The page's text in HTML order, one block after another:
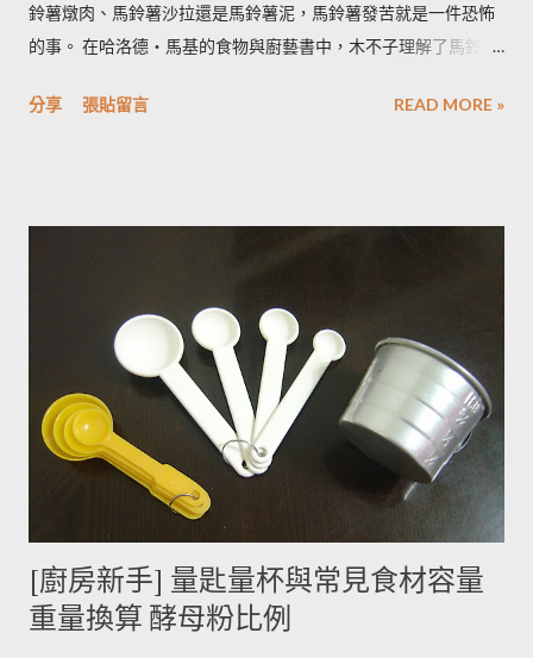
鈴薯燉肉、馬鈴薯沙拉還是馬鈴薯泥，馬鈴薯發苦就是一件恐怖
的事。 在哈洛德‧馬基的食物與廚藝書中，木不子理解了馬鈴薯
房知識！ ◆ 馬鈴薯有苦味正常嗎？ 正常。馬鈴薯以含有大量茄
曝曬容易讓生物鹼含量增加，苦味也會變得明顯。由於光線同時
含量超標的跡象。 此外在壓力環境下生長與光線曝曬環境，都可
能引起生物鹼含量倍增，甚至到正常量(每100公克馬鈴薯含2~15
毫克生物鹼)的三倍。 (書中提到的壓力環境下生長，木不子不是
很了解壓力環境的定義，歡迎有種植經驗的朋友分享。) ◆ 馬鈴
薯應該如何正確儲藏？ 1. 放在陰暗角落避免受光線照射持續增加
生物鹼。 2. 別放進冰箱冷藏，低溫冷藏儲存過的馬鈴薯，切開後
烹煮變黑的情形較常溫儲存的馬鈴薯嚴重。 2014/12/12修正，
木不子誤解《食物與廚藝 蔬果、香料、穀物》 P82~85的文字
意義，請大家掠過這段說法。自己的經驗是冰過的馬鈴薯煮完比
較容易發黑，但是目前還找不到相關的原因。歡迎大家提供。 3.
分享 張貼留言 READ MORE »
[廚房新手] 量匙量杯與常見食材容量
重量換算 酵母粉比例